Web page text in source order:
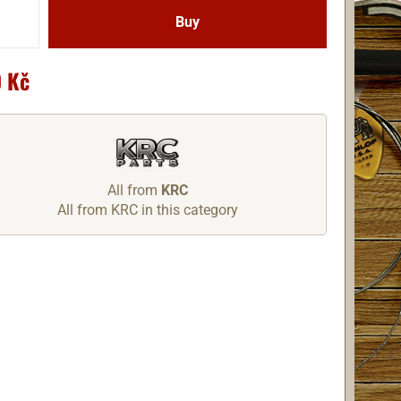
Kč
All from KRC
All from KRC in this category